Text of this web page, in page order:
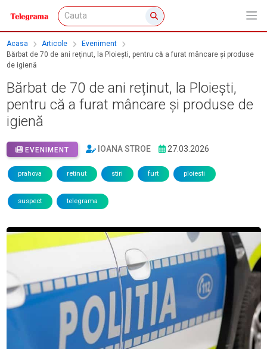
Acasa Articole
Eveniment
Bărbat de 70 de ani reținut, la Ploiești, pentru că a furat mâncare și produse
de igienă
Bărbat de 70 de ani reținut, la Ploiești,
pentru că a furat mâncare și produse de
igienă
EVENIMENT IOANA STROE 27.03.2026
prahova retinut stiri furt ploiesti
suspect telegrama